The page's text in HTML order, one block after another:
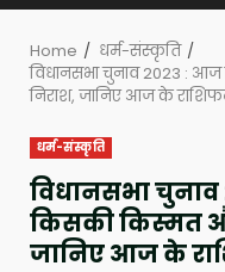
Home
धर्म-संस्कृति
विधानसभा चुनाव 2023 :
निराश, जानिए आज के
धर्म-संस्कृति
विधानसभा
किसकी किस्मत
जानिए आज के